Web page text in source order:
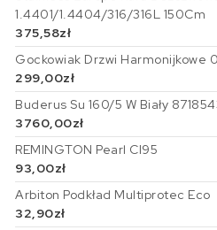
1.4401/1.4404/316/316L 150Cm
375,58zł
Gockowiak Drzwi Harmonijkowe
299,00zł
Buderus Su 160/5 W Biały
3760,00zł
REMINGTON Pearl CI95
93,00zł
Arbiton Podkład Multiprotec Eco
32,90zł